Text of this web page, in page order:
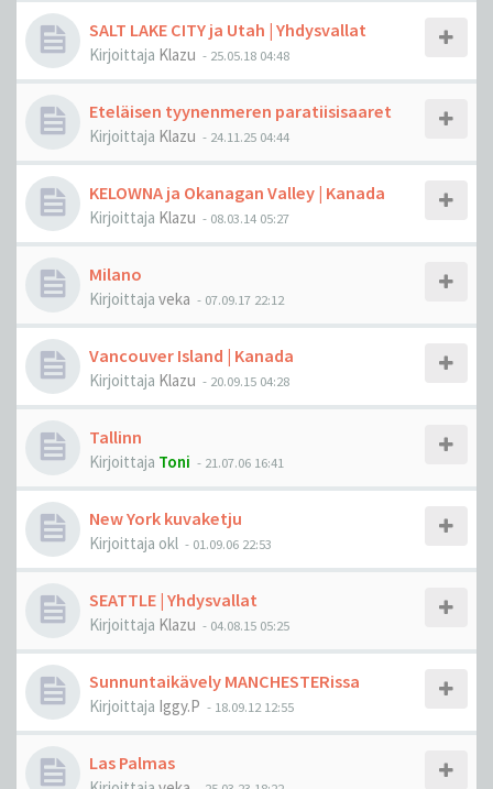
SALT LAKE CITY ja Utah | Yhdysvallat
Kirjoittaja Klazu - 25.05.18 04:48
Eteläisen tyynenmeren paratiisisaaret
Kirjoittaja Klazu - 24.11.25 04:44
KELOWNA ja Okanagan Valley | Kanada
Kirjoittaja Klazu - 08.03.14 05:27
Milano
Kirjoittaja veka - 07.09.17 22:12
Vancouver Island | Kanada
Kirjoittaja Klazu - 20.09.15 04:28
Tallinn
Kirjoittaja Toni - 21.07.06 16:41
New York kuvaketju
Kirjoittaja okl - 01.09.06 22:53
SEATTLE | Yhdysvallat
Kirjoittaja Klazu - 04.08.15 05:25
Sunnuntaikävely MANCHESTERissa
Kirjoittaja Iggy.P - 18.09.12 12:55
Las Palmas